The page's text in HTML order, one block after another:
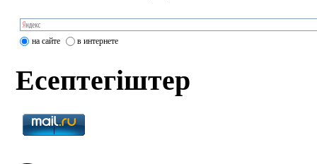
на сайте в интернете
Есептегіштер